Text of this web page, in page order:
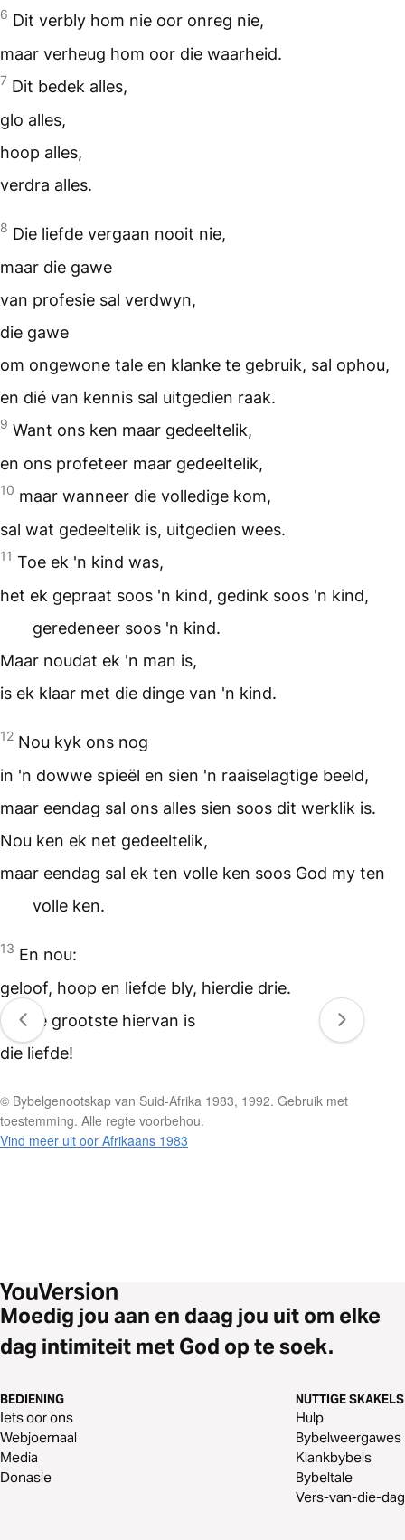
6 Dit verbly hom nie oor onreg nie,
maar verheug hom oor die waarheid.
7 Dit bedek alles,
glo alles,
hoop alles,
verdra alles.
8 Die liefde vergaan nooit nie,
maar die gawe
van profesie sal verdwyn,
die gawe
om ongewone tale en klanke te gebruik, sal ophou,
en dié van kennis sal uitgedien raak.
9 Want ons ken maar gedeeltelik,
en ons profeteer maar gedeeltelik,
10 maar wanneer die volledige kom,
sal wat gedeeltelik is, uitgedien wees.
11 Toe ek 'n kind was,
het ek gepraat soos 'n kind, gedink soos 'n kind,
geredeneer soos 'n kind.
Maar noudat ek 'n man is,
is ek klaar met die dinge van 'n kind.
12 Nou kyk ons nog
in 'n dowwe spieël en sien 'n raaiselagtige beeld,
maar eendag sal ons alles sien soos dit werklik is.
Nou ken ek net gedeeltelik,
maar eendag sal ek ten volle ken soos God my ten
volle ken.
13 En nou:
geloof, hoop en liefde bly, hierdie drie.
En die grootste hiervan is
die liefde!
© Bybelgenootskap van Suid-Afrika 1983, 1992. Gebruik met
toestemming. Alle regte voorbehou.
Vind meer uit oor Afrikaans 1983
Moedig jou aan en daag jou uit om elke
dag intimiteit met God op te soek.
BEDIENING
Iets oor ons
Webjoernaal
Media
Donasie
NUTTIGE SKAKELS
Hulp
Bybelweergawes
Klankbybels
Bybeltale
Vers-van-die-dag